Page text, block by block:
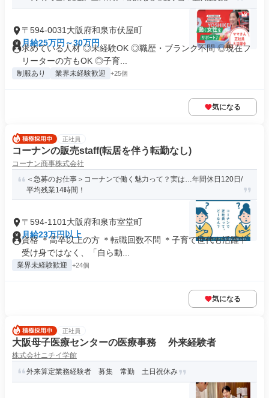
〒594-0031大阪府和泉市伏屋町
月給25万円～30万円
求めている人材 ◎未経験OK ◎職歴・ブランク不問 ◎現在フ
リーターの方もOK ◎子育...
制服あり 業界未経験歓迎 +25個
気になる
正社員
コーナンの販売staff(転居を伴う転勤なし)
コーナン商事株式会社
＜急募のお仕事＞コーナンで働く魅力って？実は…年間休日120日/
平均残業14時間！
〒594-1101大阪府和泉市室堂町
月給23万円以上
資格 ＊高卒以上の方 ＊転職回数不問 ＊子育て世代も活躍中
受け身ではなく、「自ら動...
業界未経験歓迎 +24個
気になる
正社員
大阪母子医療センターの医療事務 外来経験者
株式会社ニチイ学館
外来算定業務経験者 募集 常勤 土日祝休み